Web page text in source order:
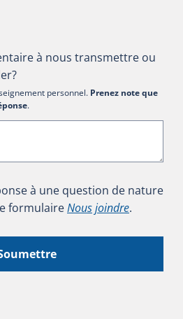
à nous transmettre ou
personnel. Prenez note que
.
à une question de nature
formulaireNous joindre.